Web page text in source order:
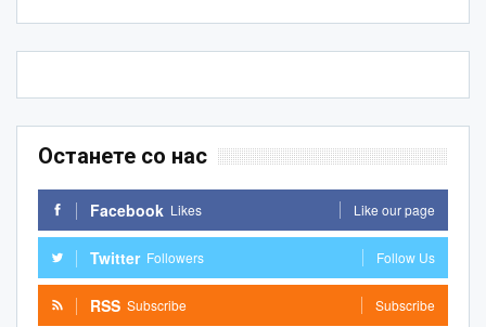
Останете со нас
Facebook Likes Like our page
Twitter Followers Follow Us
RSS Subscribe Subscribe